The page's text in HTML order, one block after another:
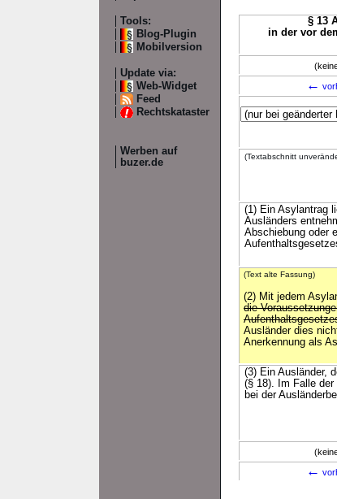
Tools:
Blog-Plugin
Mobilversion
Update via:
Web-Widget
Feed
Rechtskataster
Werben auf
buzer.de
§ 13
in der vor
←
(Textabschnitt
(1) Ein Asylantrag
Ausländers
Abschiebung oder
(Text alte Fassung)
(2) Mit jedem
die
Ausländer dies
Anerkennung als
(3) Ein Ausländer,
(§ 18). Im Falle
bei der
←